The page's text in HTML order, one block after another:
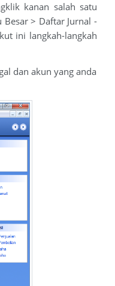
kanan salah satu
> Daftar Jurnal -
ini langkah-langkah
dan akun yang anda